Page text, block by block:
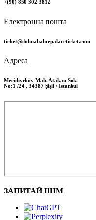
+(90) 850 302 3812
Електронна пошта
ticket@dolmabahcepalaceticket.com
Адреса
Mecidiyeköy Mah. Atakan Sok.
No:1 /24 , 34387 Şişli / İstanbul
ЗАПИТАЙ ШІМ